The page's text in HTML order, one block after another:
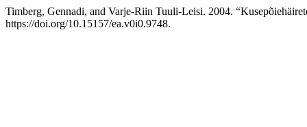
Timberg, Gennadi, and Varje-Riin Tuuli-Leisi. 2004.
https://doi.org/10.15157/ea.v0i0.9748.